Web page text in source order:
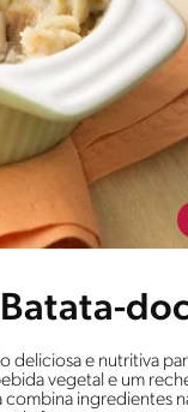
deliciosa e nutritiva
vegetal e um
ingredientes